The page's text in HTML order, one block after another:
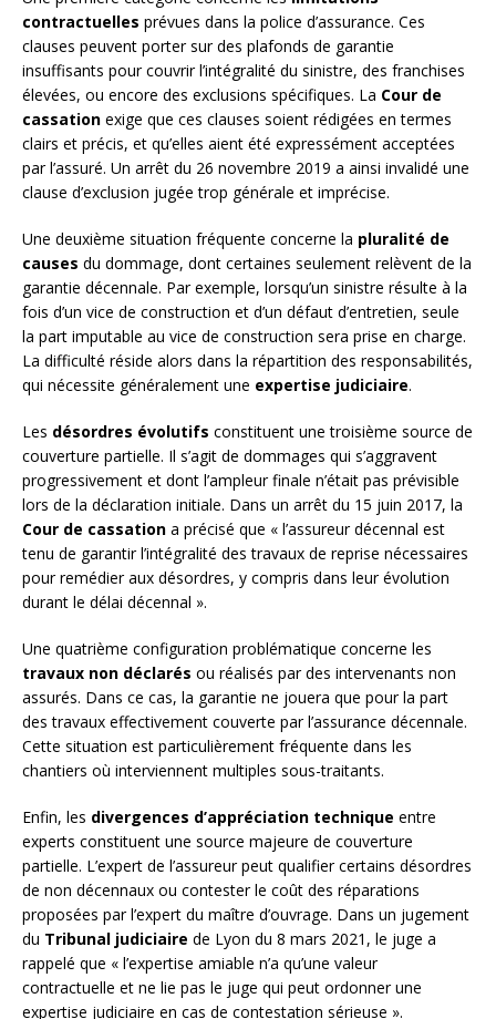
contractuelles prévues dans la police d’assurance. Ces
clauses peuvent porter sur des plafonds de garantie
insuffisants pour couvrir l’intégralité du sinistre, des franchises
élevées, ou encore des exclusions spécifiques. La Cour de
cassation exige que ces clauses soient rédigées en termes
clairs et précis, et qu’elles aient été expressément acceptées
par l’assuré. Un arrêt du 26 novembre 2019 a ainsi invalidé une
clause d’exclusion jugée trop générale et imprécise.
Une deuxième situation fréquente concerne la pluralité de
causes du dommage, dont certaines seulement relèvent de la
garantie décennale. Par exemple, lorsqu’un sinistre résulte à la
fois d’un vice de construction et d’un défaut d’entretien, seule
la part imputable au vice de construction sera prise en charge.
La difficulté réside alors dans la répartition des responsabilités,
qui nécessite généralement une expertise judiciaire.
Les désordres évolutifs constituent une troisième source de
couverture partielle. Il s’agit de dommages qui s’aggravent
progressivement et dont l’ampleur finale n’était pas prévisible
lors de la déclaration initiale. Dans un arrêt du 15 juin 2017, la
Cour de cassation a précisé que « l’assureur décennal est
tenu de garantir l’intégralité des travaux de reprise nécessaires
pour remédier aux désordres, y compris dans leur évolution
durant le délai décennal ».
Une quatrième configuration problématique concerne les
travaux non déclarés ou réalisés par des intervenants non
assurés. Dans ce cas, la garantie ne jouera que pour la part
des travaux effectivement couverte par l’assurance décennale.
Cette situation est particulièrement fréquente dans les
chantiers où interviennent multiples sous-traitants.
Enfin, les divergences d’appréciation technique entre
experts constituent une source majeure de couverture
partielle. L’expert de l’assureur peut qualifier certains désordres
de non décennaux ou contester le coût des réparations
proposées par l’expert du maître d’ouvrage. Dans un jugement
du Tribunal judiciaire de Lyon du 8 mars 2021, le juge a
rappelé que « l’expertise amiable n’a qu’une valeur
contractuelle et ne lie pas le juge qui peut ordonner une
expertise judiciaire en cas de contestation sérieuse ».